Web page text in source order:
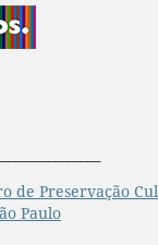
de Preservação
Paulo